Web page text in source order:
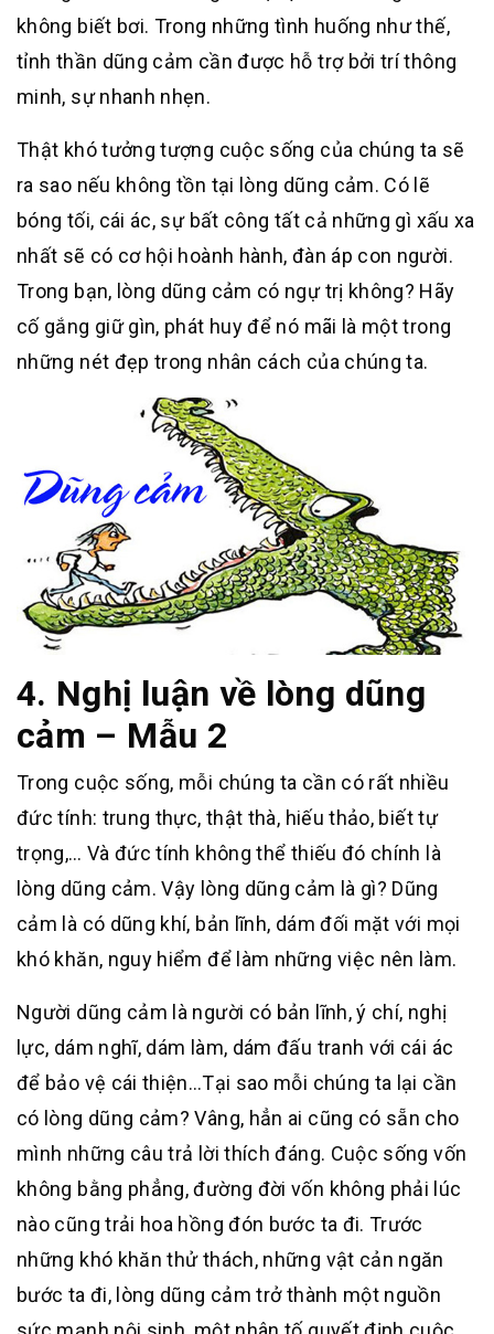
không biết bơi. Trong những tình huống như thế,
tỉnh thần dũng cảm cần được hỗ trợ bởi trí thông
minh, sự nhanh nhẹn.
Thật khó tưởng tượng cuộc sống của chúng ta sẽ
ra sao nếu không tồn tại lòng dũng cảm. Có lẽ
bóng tối, cái ác, sự bất công tất cả những gì xấu xa
nhất sẽ có cơ hội hoành hành, đàn áp con người.
Trong bạn, lòng dũng cảm có ngự trị không? Hãy
cố gắng giữ gìn, phát huy để nó mãi là một trong
những nét đẹp trong nhân cách của chúng ta.
4. Nghị luận về lòng dũng
cảm – Mẫu 2
Trong cuộc sống, mỗi chúng ta cần có rất nhiều
đức tính: trung thực, thật thà, hiếu thảo, biết tự
trọng,… Và đức tính không thể thiếu đó chính là
lòng dũng cảm. Vậy lòng dũng cảm là gì? Dũng
cảm là có dũng khí, bản lĩnh, dám đối mặt với mọi
khó khăn, nguy hiểm để làm những việc nên làm.
Người dũng cảm là người có bản lĩnh, ý chí, nghị
lực, dám nghĩ, dám làm, dám đấu tranh với cái ác
để bảo vệ cái thiện…Tại sao mỗi chúng ta lại cần
có lòng dũng cảm? Vâng, hẳn ai cũng có sẵn cho
mình những câu trả lời thích đáng. Cuộc sống vốn
không bằng phẳng, đường đời vốn không phải lúc
nào cũng trải hoa hồng đón bước ta đi. Trước
những khó khăn thử thách, những vật cản ngăn
bước ta đi, lòng dũng cảm trở thành một nguồn